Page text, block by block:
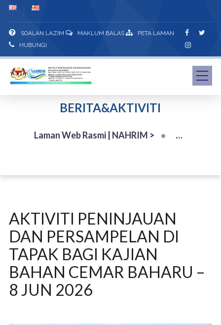
SOALAN LAZIM MAKLUM BALAS
PETA LAMAN
HUBUNGI
BERITA&AKTIVITI
Laman Web Rasmi | NAHRIM >
AKTIVITI PENINJAUAN
DAN PERSAMPELAN DI
TAPAK BAGI KAJIAN
BAHAN CEMAR BAHARU –
8 JUN 2026